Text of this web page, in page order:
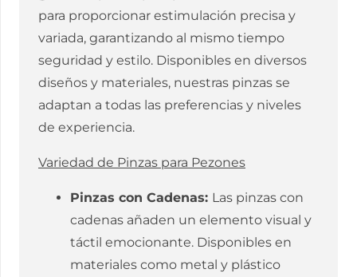
para proporcionar estimulación precisa y
variada, garantizando al mismo tiempo
seguridad y estilo. Disponibles en diversos
diseños y materiales, nuestras pinzas se
adaptan a todas las preferencias y niveles
de experiencia.
Variedad de Pinzas para Pezones
Pinzas con Cadenas: Las pinzas con
cadenas añaden un elemento visual y
táctil emocionante. Disponibles en
materiales como metal y plástico